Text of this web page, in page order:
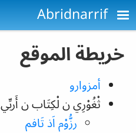
Skip to main content
Abridnarrif
خريطة الموقع
أمزوارو
ثْغُوْرِي ن لْكِتَاب ن أَربِّي
رزُّوْم اَذ تَافم